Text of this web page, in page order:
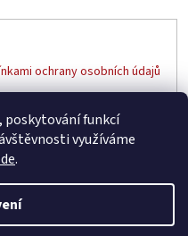
poskytování funkcí
využíváme
.
ochrany osobních údajů